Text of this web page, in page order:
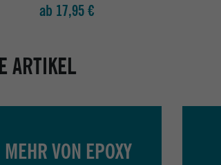
ab 17,95 €
ARTIKEL
MEHR VON EPOXY